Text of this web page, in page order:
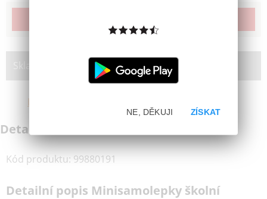
Skladem na prodejně:
Brno Bystrc
Detailní informace
Kód produktu: 99880191
Detailní popis Minisamolepky školní
ZÍSKAT
NE, DĚKUJI